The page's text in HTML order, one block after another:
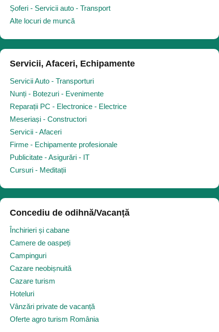
Șoferi - Servicii auto - Transport
Alte locuri de muncă
Servicii, Afaceri, Echipamente
Servicii Auto - Transporturi
Nunți - Botezuri - Evenimente
Reparații PC - Electronice - Electrice
Meseriași - Constructori
Servicii - Afaceri
Firme - Echipamente profesionale
Publicitate - Asigurări - IT
Cursuri - Meditații
Concediu de odihnă/Vacanță
Închirieri și cabane
Camere de oaspeți
Campinguri
Cazare neobișnuită
Cazare turism
Hoteluri
Vânzări private de vacanță
Oferte agro turism România